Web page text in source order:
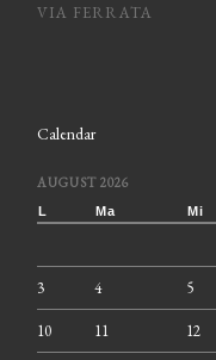
VIA FERRATA
Calendar
AUGUST 2026
L Ma Mi
3 4 5
10 11 12